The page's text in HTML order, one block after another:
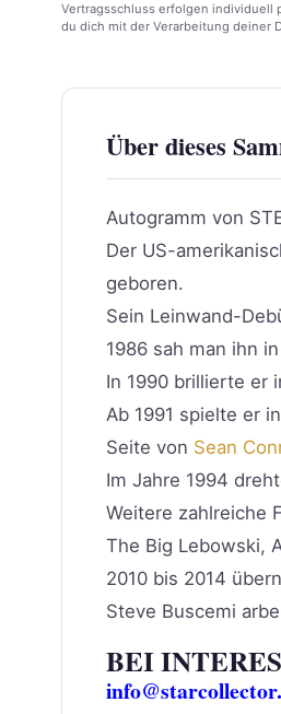
Vertragsschluss erfolgen individuell
du dich mit der Verarbeitung deiner
Über dieses
Autogramm von
Der US-
geboren.
Sein Leinwand-
1986 sah man ihn
In 1990 brillierte er
Ab 1991 spielte er
Seite von Sean
Im Jahre 1994
Weitere zahlreiche
The Big Lebowski,
2010 bis 2014
Steve Buscemi
BEI